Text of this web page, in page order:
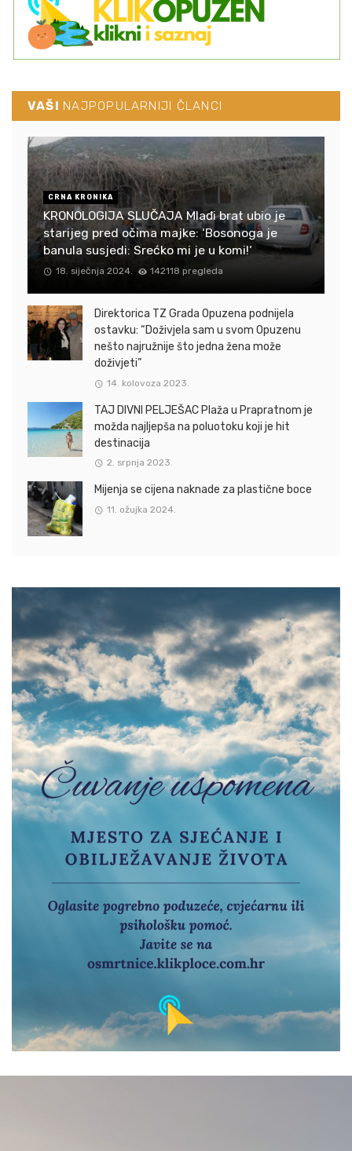
VAŠI NAJPOPULARNIJI ČLANCI
CRNA KRONIKA
KRONOLOGIJA SLUČAJA Mlađi brat ubio je
starijeg pred očima majke: ‘Bosonoga je
banula susjedi: Srećko mi je u komi!‘
18. siječnja 2024. 142118 pregleda
Direktorica TZ Grada Opuzena podnijela
ostavku: “Doživjela sam u svom Opuzenu
nešto najružnije što jedna žena može
doživjeti”
14. kolovoza 2023.
TAJ DIVNI PELJEŠAC Plaža u Prapratnom je
možda najljepša na poluotoku koji je hit
destinacija
2. srpnja 2023.
Mijenja se cijena naknade za plastične boce
11. ožujka 2024.